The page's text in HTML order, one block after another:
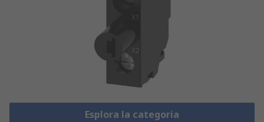
Esplora la categoria